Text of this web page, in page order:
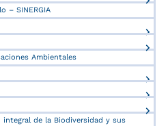
– SINERGIA
Ambientales
de la Biodiversidad y sus